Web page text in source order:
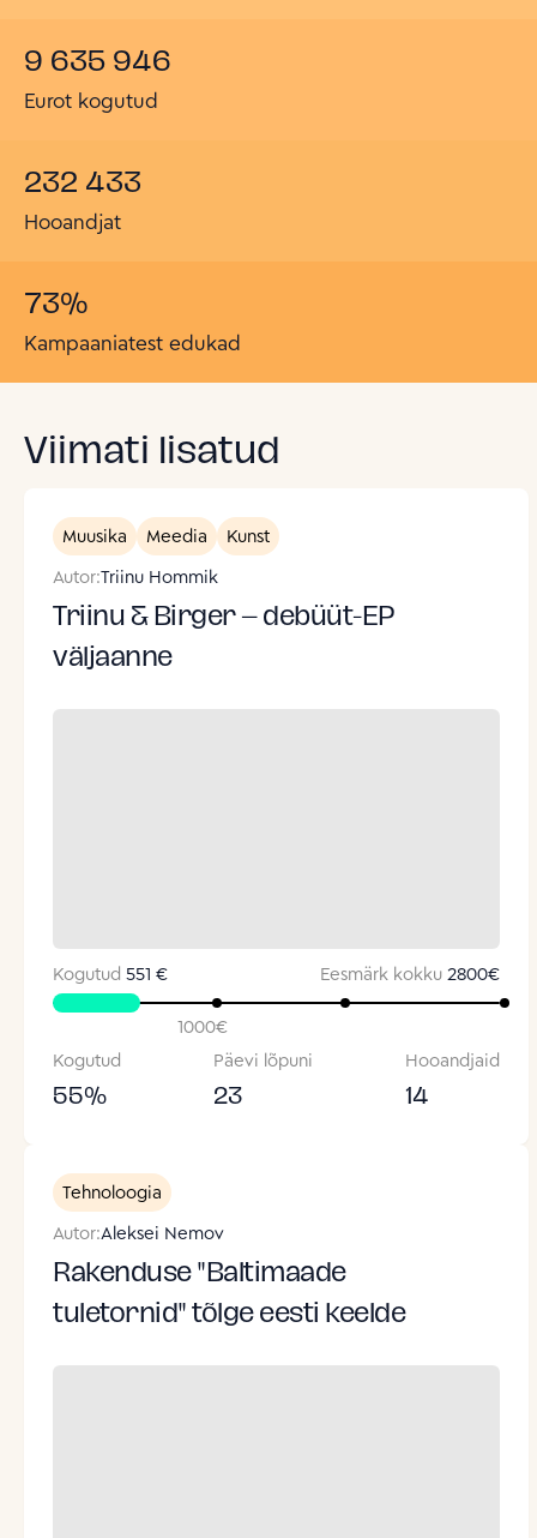
9 635 946
Eurot kogutud
232 433
Hooandjat
73%
Kampaaniatest edukad
Viimati lisatud
Muusika Meedia
Kunst
Autor:Triinu Hommik
Triinu & Birger – debüüt-EP
väljaanne
Kogutud 551 € Eesmärk kokku 2800€
1000€
Kogutud
55%
Päevi lõpuni
23
Hooandjaid
14
Tehnoloogia
Autor:Aleksei Nemov
Rakenduse "Baltimaade
tuletornid" tõlge eesti keelde